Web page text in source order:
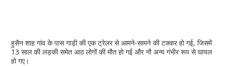
हुसैन शाह गांव के पास गाड़ी की एक ट्रेलर से आमने-सामने की टक्कर हो गई, जिसमें
13 साल की लड़की समेत आठ लोगों की मौत हो गई और नौ अन्य गंभीर रूप से घायल
हो गए।